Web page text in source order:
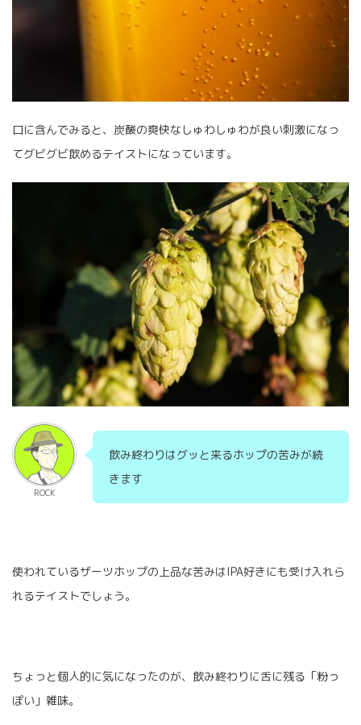
口に含んでみると、炭酸の爽快なしゅわしゅわが良い刺激になっ
てグビグビ飲めるテイストになっています。
ROCK
飲み終わりはグッと来るホップの苦みが続
きます
使われているザーツホップの上品な苦みはIPA好きにも受け入れら
れるテイストでしょう。
ちょっと個人的に気になったのが、飲み終わりに舌に残る「粉っ
ぽい」雑味。